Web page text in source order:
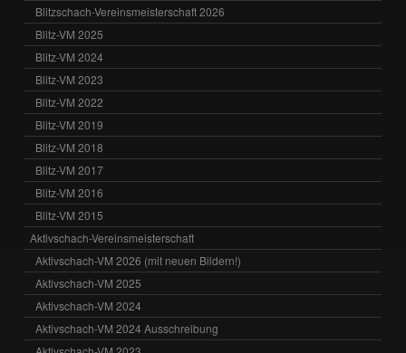
Blitzschach-Vereinsmeisterschaft 2026
Blitz-VM 2025
Blitz-VM 2024
Blitz-VM 2023
Blitz-VM 2022
Blitz-VM 2019
Blitz-VM 2018
Blitz-VM 2017
Blitz-VM 2016
Blitz-VM 2015
Aktivschach-Vereinsmeisterschaft
Aktivschach-VM 2026 (mit neuen Bildern!)
Aktivschach-VM 2025
Aktivschach-VM 2024
Aktivschach-VM 2024 Ausschreibung